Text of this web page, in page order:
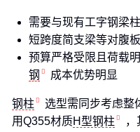
需要与现有工字钢梁
短跨度简支梁等对腹
预算严格受限且荷载
钢
成本优势明显
钢柱
选型需同步考虑整
用Q355材质H型钢柱
，